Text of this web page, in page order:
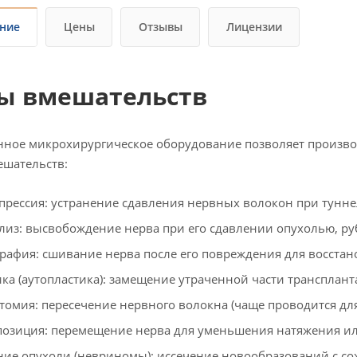
Цены Отзывы Лицензии
вмешательств
микрохирургическое оборудование позволяет
устранение сдавления нервных волокон при
высвобождение нерва при его сдавлении опухолью,
сшивание нерва после его повреждения для
(аутопластика): замещение утраченной части
пересечение нервного волокна (чаще проводится
перемещение нерва для уменьшения натяжения